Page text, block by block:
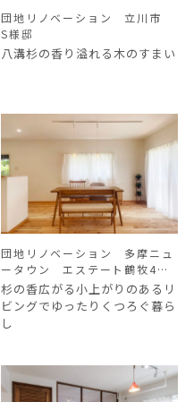
団地リノベーション 立川市
S様邸
八溝杉の香り溢れる木のすまい
団地リノベーション 多摩ニュ
ータウン エステート鶴牧4・
5 モデルルーム
杉の香広がる小上がりのあるリ
ビングでゆったりくつろぐ暮ら
し